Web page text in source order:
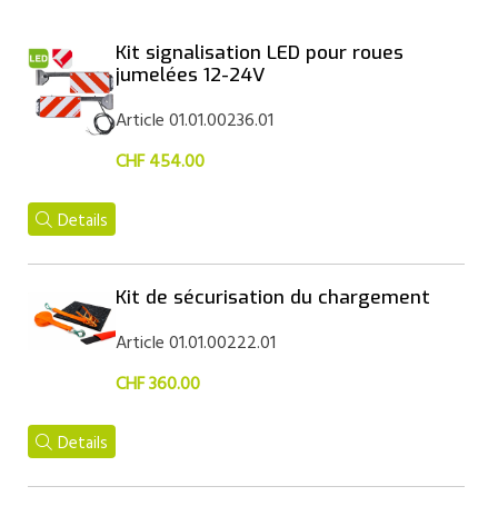
Kit signalisation LED pour roues
jumelées 12-24V
Article 01.01.00236.01
CHF 454.00
Details
Kit de sécurisation du chargement
Article 01.01.00222.01
CHF 360.00
Details